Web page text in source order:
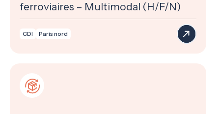
ferroviaires – Multimodal (H/F/N)
CDI Paris nord